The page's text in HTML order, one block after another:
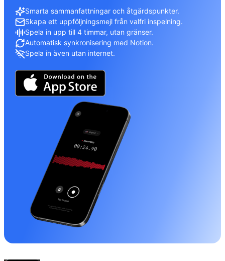
Smarta sammanfattningar och åtgärdspunkter.
Skapa ett uppföljningsmejl från valfri inspelning.
Spela in upp till 4 timmar, utan gränser.
Automatisk synkronisering med Notion.
Spela in även utan internet.